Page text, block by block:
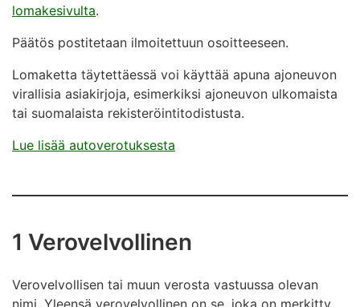
lomakesivulta.
Päätös postitetaan ilmoitettuun osoitteeseen.
Lomaketta täytettäessä voi käyttää apuna ajoneuvon
virallisia asiakirjoja, esimerkiksi ajoneuvon ulkomaista
tai suomalaista rekisteröintitodistusta.
Lue lisää autoverotuksesta
1 Verovelvollinen
Verovelvollisen tai muun verosta vastuussa olevan
nimi. Yleensä verovelvollinen on se, joka on merkitty